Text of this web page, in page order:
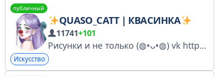
публичный
QUASO_CATT | КВАСИНКА
11741+101
Рисунки и не только (⁠◍⁠•⁠ᴗ⁠•⁠◍⁠) vk https://vk.com/quasarus_catt ссылочки и информация о заказах https://quasocatt.carrd.co/
Искусство